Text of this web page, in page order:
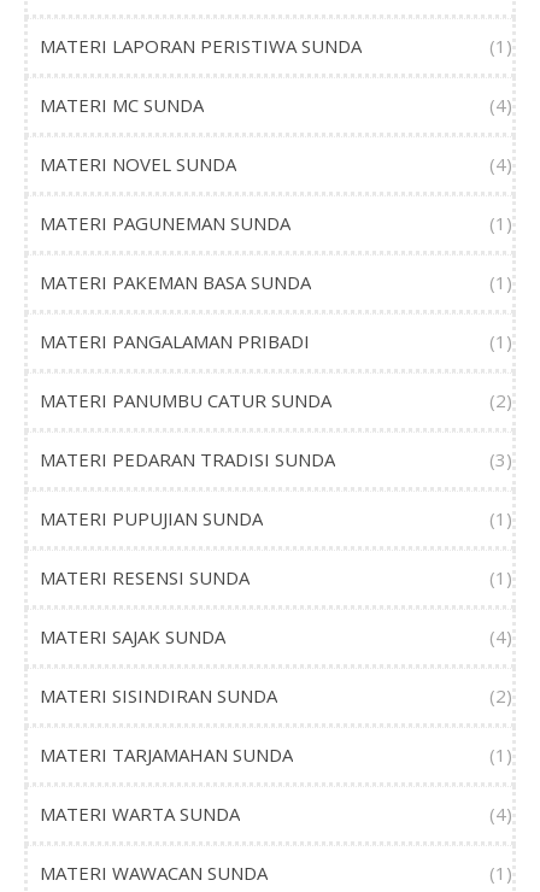
MATERI LAPORAN PERISTIWA SUNDA (1)
MATERI MC SUNDA (4)
MATERI NOVEL SUNDA (4)
MATERI PAGUNEMAN SUNDA (1)
MATERI PAKEMAN BASA SUNDA (1)
MATERI PANGALAMAN PRIBADI (1)
MATERI PANUMBU CATUR SUNDA (2)
MATERI PEDARAN TRADISI SUNDA (3)
MATERI PUPUJIAN SUNDA (1)
MATERI RESENSI SUNDA (1)
MATERI SAJAK SUNDA (4)
MATERI SISINDIRAN SUNDA (2)
MATERI TARJAMAHAN SUNDA (1)
MATERI WARTA SUNDA (4)
MATERI WAWACAN SUNDA (1)